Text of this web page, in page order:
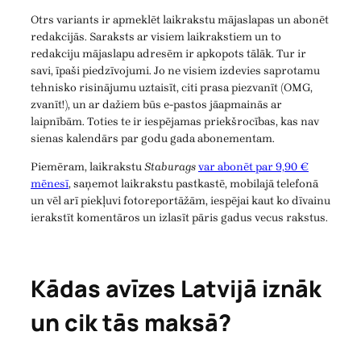
Otrs variants ir apmeklēt laikrakstu mājaslapas un abonēt
redakcijās. Saraksts ar visiem laikrakstiem un to
redakciju mājaslapu adresēm ir apkopots tālāk. Tur ir
savi, īpaši piedzīvojumi. Jo ne visiem izdevies saprotamu
tehnisko risinājumu uztaisīt, citi prasa piezvanīt (OMG,
zvanīt!), un ar dažiem būs e-pastos jāapmainās ar
laipnībām. Toties te ir iespējamas priekšrocības, kas nav
sienas kalendārs par godu gada abonementam.
Piemēram, laikrakstuStaburagsvar abonēt par 9,90 €
mēnesī, saņemot laikrakstu pastkastē, mobilajā telefonā
un vēl arī piekļuvi fotoreportāžām, iespējai kaut ko dīvainu
ierakstīt komentāros un izlasīt pāris gadus vecus rakstus.
Kādas avīzes Latvijā iznāk
un cik tās maksā?